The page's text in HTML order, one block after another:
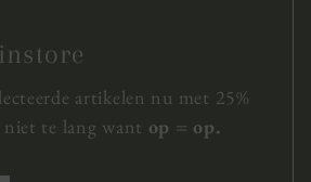
artikelen nu met 25%
te lang want op = op.